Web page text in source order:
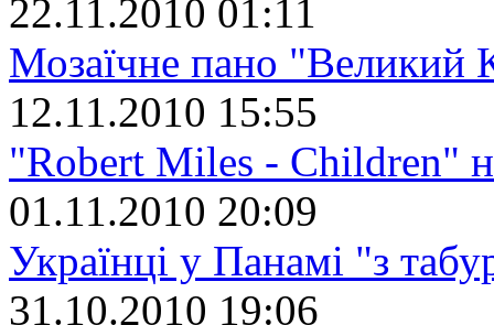
22.11.2010 01:11
Мозаїчне пано "Великий
12.11.2010 15:55
"Robert Miles - Children"
01.11.2010 20:09
Українці у Панамі "з
31.10.2010 19:06